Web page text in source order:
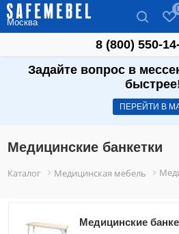
Москва
8 (800) 550-
Задайте вопрос в
ПЕРЕЙТИ В
Медицинские банкетки
Каталог Медицинская мебель
Медицинские